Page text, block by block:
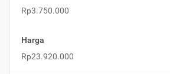
Rp3.750.000
Harga
Rp23.920.000